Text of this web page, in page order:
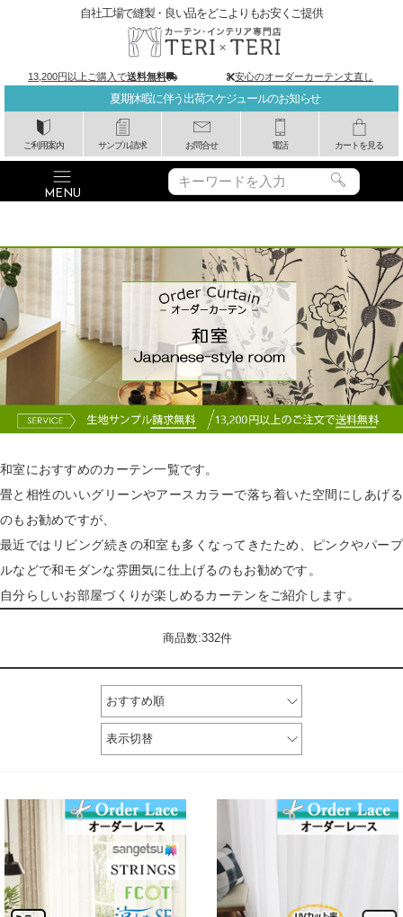
夏期休暇に伴う出荷スケジュールのお知らせ
ご利用案内 サンプル請求 お問合せ 電話 カートを見る
自社工場で縫製・良い品をどこよりもお安くご提供
13,200円以上ご購入で送料無料 安心のオーダーカーテン丈直し
和室におすすめのカーテン一覧です。
畳と相性のいいグリーンやアースカラーで落ち着いた空間にしあげる
のもお勧めですが、
最近ではリビング続きの和室も多くなってきたため、ピンクやパープ
ルなどで和モダンな雰囲気に仕上げるのもお勧めです。
自分らしいお部屋づくりが楽しめるカーテンをご紹介します。
商品数:332件
おすすめ順
表示切替